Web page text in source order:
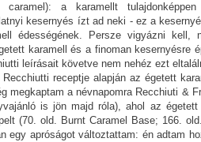
caramel): a karamellt
kesernyés ízt ad neki - ez a
édességének. Persze vigyázni kell,
karamell és a finoman kesernyésre
leírásait követve nem nehéz ezt
Recchiutti receptje alapján az égetett
megkaptam a névnapomra Recchiuti &
is jön majd róla), ahol az
(70. old. Burnt Caramel Base; 166.
egy apróságot változtattam: én adtam